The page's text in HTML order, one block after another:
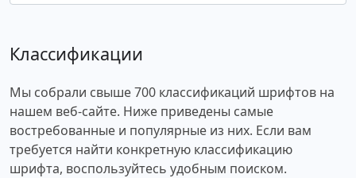
Классификации
Мы собрали свыше 700 классификаций шрифтов на
нашем веб-сайте. Ниже приведены самые
востребованные и популярные из них. Если вам
требуется найти конкретную классификацию
шрифта, воспользуйтесь удобным поиском.